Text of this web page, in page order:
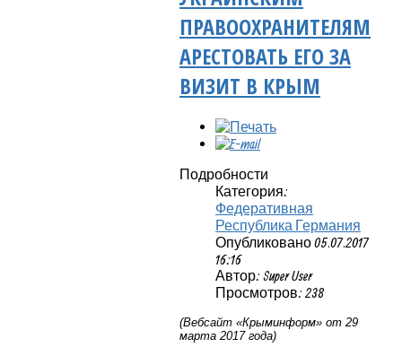
ПРАВООХРАНИТЕЛЯМ
АРЕСТОВАТЬ ЕГО ЗА
ВИЗИТ В КРЫМ
Подробности
Категория:
Федеративная
Республика Германия
Опубликовано 05.07.2017
16:16
Автор: Super User
Просмотров: 238
(Вебсайт «Крыминформ» от 29
марта 2017 года)